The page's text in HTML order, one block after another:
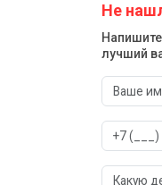
Не
лучший